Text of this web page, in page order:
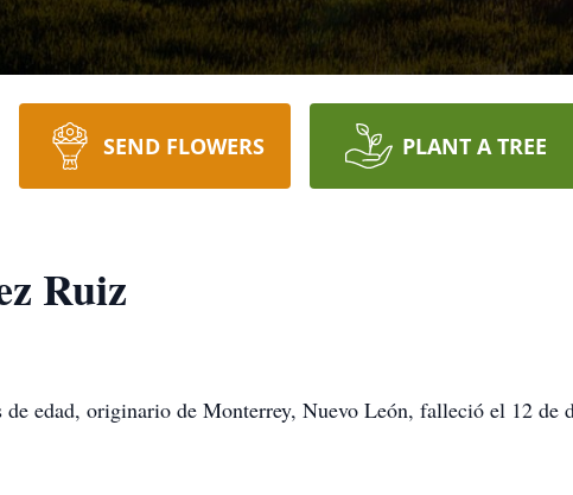
SEND FLOWERS PLANT A TREE
Ruiz
edad, originario de Monterrey, Nuevo León, falleció el 12 de